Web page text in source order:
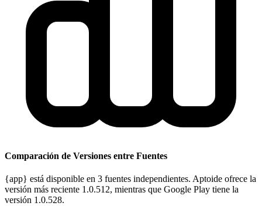
Comparación de Versiones entre Fuentes
{app} está disponible en 3 fuentes independientes. Aptoide ofrece la
versión más reciente 1.0.512, mientras que Google Play tiene la
versión 1.0.528.